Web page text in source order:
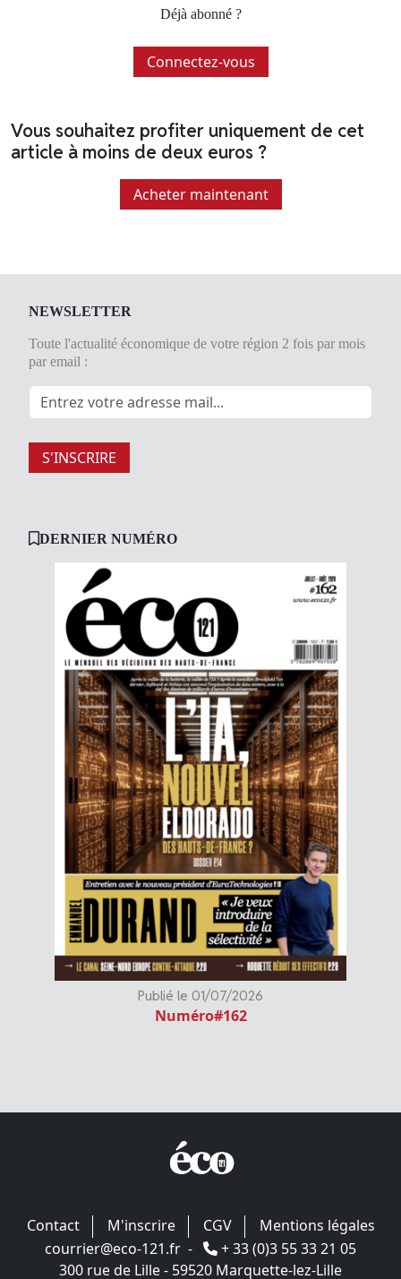
Déjà abonné ?
Connectez-vous
Vous souhaitez profiter uniquement de cet
article à moins de deux euros ?
Acheter maintenant
NEWSLETTER
Toute l'actualité économique de votre région 2 fois par mois
par email :
S'INSCRIRE
DERNIER NUMÉRO
Publié le 01/07/2026
Numéro#162
Contact M'inscrire CGV
Mentions légales
courrier@eco-121.fr -
+ 33 (0)3 55 33 21 05
300 rue de Lille - 59520 Marquette-lez-Lille